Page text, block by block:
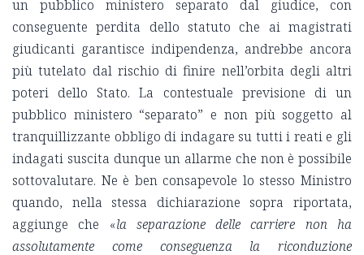
un pubblico ministero separato dal giudice, con
conseguente perdita dello statuto che ai magistrati
giudicanti garantisce indipendenza, andrebbe ancora
più tutelato dal rischio di finire nell’orbita degli altri
poteri dello Stato. La contestuale previsione di un
pubblico ministero “separato” e non più soggetto al
tranquillizzante obbligo di indagare su tutti i reati e gli
indagati suscita dunque un allarme che non è possibile
sottovalutare. Ne è ben consapevole lo stesso Ministro
quando, nella stessa dichiarazione sopra riportata,
aggiunge che «la separazione delle carriere non ha
assolutamente come conseguenza la riconduzione